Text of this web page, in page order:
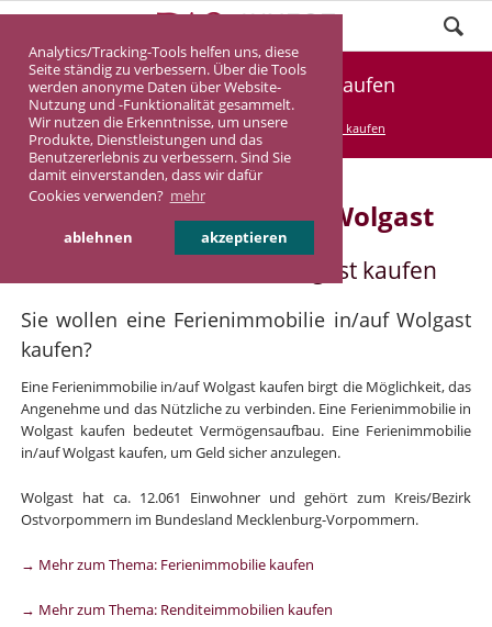
Analytics/Tracking-Tools helfen uns, diese
Seite ständig zu verbessern. Über die Tools
werden anonyme Daten über Website-
Nutzung und -Funktionalität gesammelt.
Wir nutzen die Erkenntnisse, um unsere
Produkte, Dienstleistungen und das
Benutzererlebnis zu verbessern. Sind Sie
damit einverstanden, dass wir dafür
Cookies verwenden? mehr
ablehnen akzeptieren
Ferienimmobilie Wolgast kaufen
DASINVEST Service Ferienimmobilie kaufen
Ferienimmobilie in/auf Wolgast
Ferienimmobilie in/auf Wolgast kaufen
Sie wollen eine Ferienimmobilie in/auf Wolgast
kaufen?
Eine Ferienimmobilie in/auf Wolgast kaufen birgt die Möglichkeit, das
Angenehme und das Nützliche zu verbinden. Eine Ferienimmobilie in
Wolgast kaufen bedeutet Vermögensaufbau. Eine Ferienimmobilie
in/auf Wolgast kaufen, um Geld sicher anzulegen.
Wolgast hat ca. 12.061 Einwohner und gehört zum Kreis/Bezirk
Ostvorpommern im Bundesland Mecklenburg-Vorpommern.
→ Mehr zum Thema: Ferienimmobilie kaufen
→ Mehr zum Thema: Renditeimmobilien kaufen